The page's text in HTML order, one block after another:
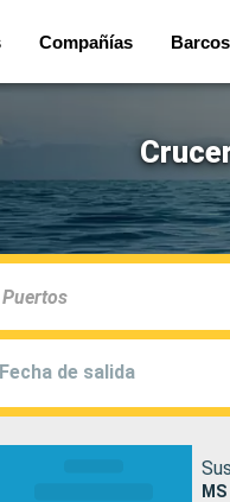
Compañías Barcos
Fecha de salida